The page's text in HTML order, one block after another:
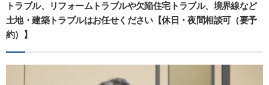
トラブル、リフォームトラブルや欠陥住宅トラブル、境界線など
土地・建築トラブルはお任せください【休日・夜間相談可（要予
約）】